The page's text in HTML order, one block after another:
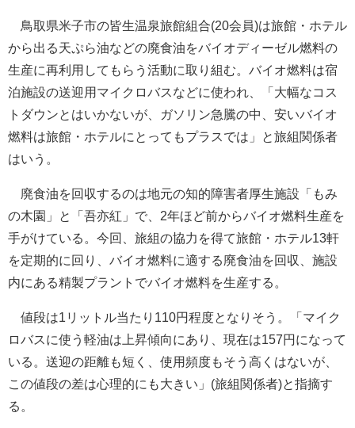
鳥取県米子市の皆生温泉旅館組合(20会員)は旅館・ホテル
から出る天ぷら油などの廃食油をバイオディーゼル燃料の
生産に再利用してもらう活動に取り組む。バイオ燃料は宿
泊施設の送迎用マイクロバスなどに使われ、「大幅なコス
トダウンとはいかないが、ガソリン急騰の中、安いバイオ
燃料は旅館・ホテルにとってもプラスでは」と旅組関係者
はいう。
廃食油を回収するのは地元の知的障害者厚生施設「もみ
の木園」と「吾亦紅」で、2年ほど前からバイオ燃料生産を
手がけている。今回、旅組の協力を得て旅館・ホテル13軒
を定期的に回り、バイオ燃料に適する廃食油を回収、施設
内にある精製プラントでバイオ燃料を生産する。
値段は1リットル当たり110円程度となりそう。「マイク
ロバスに使う軽油は上昇傾向にあり、現在は157円になって
いる。送迎の距離も短く、使用頻度もそう高くはないが、
この値段の差は心理的にも大きい」(旅組関係者)と指摘す
る。